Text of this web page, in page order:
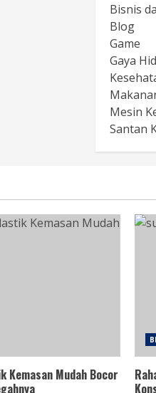
Bisnis
Blog
Game
Gaya
Mesin
Santan
Kemasan Mudah Bocor